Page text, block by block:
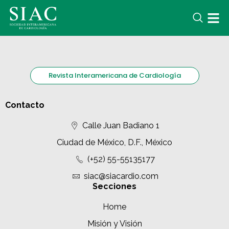
Revista Interamericana de Cardiología
Contacto
Calle Juan Badiano 1
Ciudad de México, D.F., México
(+52) 55-55135177
siac@siacardio.com
Secciones
Home
Misión y Visión